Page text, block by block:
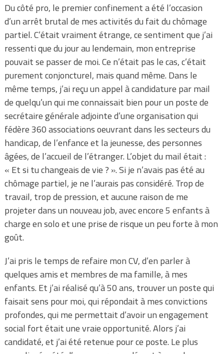
Du côté pro, le premier confinement a été l’occasion
d’un arrêt brutal de mes activités du fait du chômage
partiel. C’était vraiment étrange, ce sentiment que j’ai
ressenti que du jour au lendemain, mon entreprise
pouvait se passer de moi. Ce n’était pas le cas, c’était
purement conjoncturel, mais quand même. Dans le
même temps, j’ai reçu un appel à candidature par mail
de quelqu’un qui me connaissait bien pour un poste de
secrétaire générale adjointe d’une organisation qui
fédère 360 associations oeuvrant dans les secteurs du
handicap, de l’enfance et la jeunesse, des personnes
âgées, de l’accueil de l’étranger. L’objet du mail était :
« Et si tu changeais de vie ? ». Si je n’avais pas été au
chômage partiel, je ne l’aurais pas considéré. Trop de
travail, trop de pression, et aucune raison de me
projeter dans un nouveau job, avec encore 5 enfants à
charge en solo et une prise de risque un peu forte à mon
goût.
J’ai pris le temps de refaire mon CV, d’en parler à
quelques amis et membres de ma famille, à mes
enfants. Et j’ai réalisé qu’à 50 ans, trouver un poste qui
faisait sens pour moi, qui répondait à mes convictions
profondes, qui me permettait d’avoir un engagement
social fort était une vraie opportunité. Alors j’ai
candidaté, et j’ai été retenue pour ce poste. Le plus